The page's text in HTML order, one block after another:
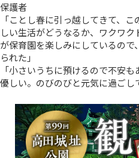
保護者
「ことし春に引っ越してきて、
しい生活がどうなるか、ワクワ
が保育園を楽しみにしているの
られた」
「小さいうちに預けるので不安
優しい。のびのびと元気に過ごし